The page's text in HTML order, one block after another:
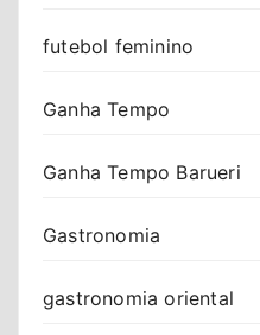
futebol feminino
Ganha Tempo
Ganha Tempo Barueri
Gastronomia
gastronomia oriental